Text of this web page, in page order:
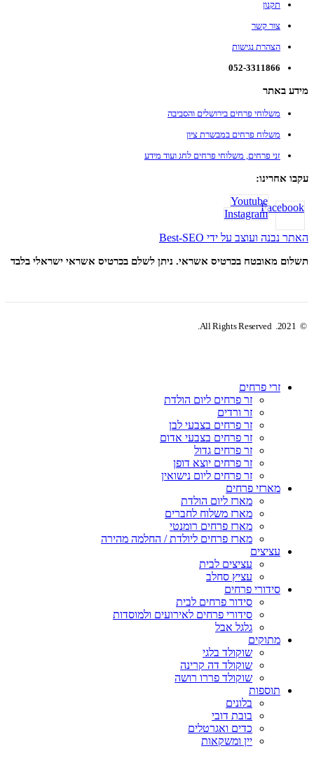
תקנון
צור קשר
הצהרת נגישות
052-3311866
מידע באתר
משלוחי פרחים בירושלים והסביבה
משלוח פרחים במבשרת ציון
זני פרחים, משלוחי פרחים לחג ועוד מידע
עקבו אחרינו:
Facebook
Youtube
Instagram
האתר נבנה ועוצב על ידי Best-SEO
תשלום מאובטח בכרטיס אשראי. ניתן לשלם בכרטיס אשראי ישראלי בלבד
© 2021. All Rights Reserved.
זרי פרחים
זר פרחים ליום הולדת
זר ורדים
זר פרחים בצבעי לבן
זר פרחים בצבעי אדום
זר פרחים גדול
זר פרחים יוצא דופן
זר פרחים ליום נישואין
מארזי פרחים
מארז ליום הולדת
מארז משלוח לחברים
מארז פרחים רומנטי
מארז פרחים ליולדת / החלמה מהירה
עציצים
עציצים לבית
עציץ סחלב
סידורי פרחים
סידור פרחים לבית
סידורי פרחים לאירועים ולמוסדות
גלגל אבל
מתוקים
שוקולד בלגי
שוקולד דה קרינה
שוקולד פררו רושה
תוספות
בלונים
בובת דובי
כדים ואגרטלים
יין ומשקאות